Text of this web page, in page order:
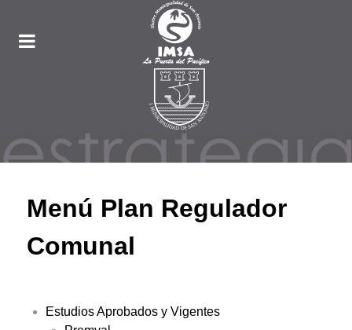
Menú Plan Regulador
Comunal
Estudios Aprobados y Vigentes